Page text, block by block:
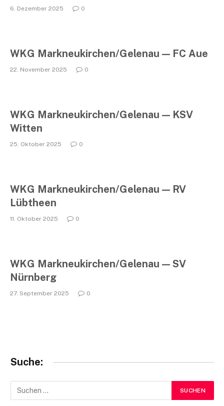
6. Dezember 2025 0
WKG Markneukirchen/Gelenau — FC Aue
22. November 2025 0
WKG Markneukirchen/Gelenau — KSV
Witten
25. Oktober 2025 0
WKG Markneukirchen/Gelenau — RV
Lübtheen
11. Oktober 2025 0
WKG Markneukirchen/Gelenau — SV
Nürnberg
27. September 2025 0
Suche: